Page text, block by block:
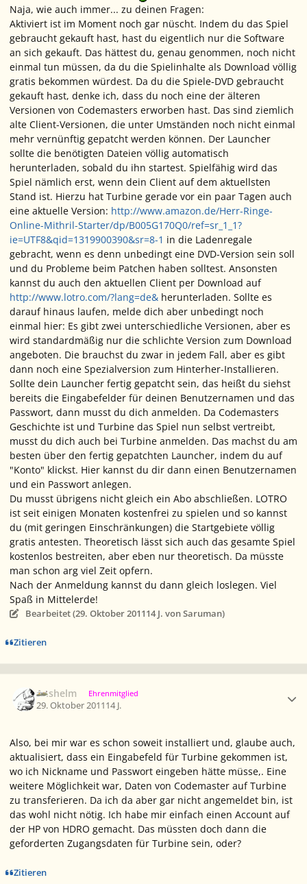
Naja, wie auch immer... zu deinen Fragen:
Aktiviert ist im Moment noch gar nüscht. Indem du das Spiel
gebraucht gekauft hast, hast du eigentlich nur die Software
an sich gekauft. Das hättest du, genau genommen, noch nicht
einmal tun müssen, da du die Spielinhalte als Download völlig
gratis bekommen würdest. Da du die Spiele-DVD gebraucht
gekauft hast, denke ich, dass du noch eine der älteren
Versionen von Codemasters erworben hast. Das sind ziemlich
alte Client-Versionen, die unter Umständen noch nicht einmal
mehr vernünftig gepatcht werden können. Der Launcher
sollte die benötigten Dateien völlig automatisch
herunterladen, sobald du ihn startest. Spielfähig wird das
Spiel nämlich erst, wenn dein Client auf dem aktuellsten
Stand ist. Hierzu hat Turbine gerade vor ein paar Tagen auch
eine aktuelle Version: http://www.amazon.de/Herr-Ringe-
Online-Mithril-Starter/dp/B005G170Q0/ref=sr_1_1?
ie=UTF8&qid=1319900390&sr=8-1 in die Ladenregale
gebracht, wenn es denn unbedingt eine DVD-Version sein soll
und du Probleme beim Patchen haben solltest. Ansonsten
kannst du auch den aktuellen Client per Download auf
http://www.lotro.com/?lang=de& herunterladen. Sollte es
darauf hinaus laufen, melde dich aber unbedingt noch
einmal hier: Es gibt zwei unterschiedliche Versionen, aber es
wird standardmäßig nur die schlichte Version zum Download
angeboten. Die brauchst du zwar in jedem Fall, aber es gibt
dann noch eine Spezialversion zum Hinterher-Installieren.
Sollte dein Launcher fertig gepatcht sein, das heißt du siehst
bereits die Eingabefelder für deinen Benutzernamen und das
Passwort, dann musst du dich anmelden. Da Codemasters
Geschichte ist und Turbine das Spiel nun selbst vertreibt,
musst du dich auch bei Turbine anmelden. Das machst du am
besten über den fertig gepatchten Launcher, indem du auf
"Konto" klickst. Hier kannst du dir dann einen Benutzernamen
und ein Passwort anlegen.
Du musst übrigens nicht gleich ein Abo abschließen. LOTRO
ist seit einigen Monaten kostenfrei zu spielen und so kannst
du (mit geringen Einschränkungen) die Startgebiete völlig
gratis antesten. Theoretisch lässt sich auch das gesamte Spiel
kostenlos bestreiten, aber eben nur theoretisch. Da müsste
man schon arg viel Zeit opfern.
Nach der Anmeldung kannst du dann gleich loslegen. Viel
Spaß in Mittelerde!
Bearbeitet (29. Oktober 201114 J. von Saruman)
Zitieren
Anshelm Ehrenmitglied
29. Oktober 201114 J.
Also, bei mir war es schon soweit installiert und, glaube auch,
aktualisiert, dass ein Eingabefeld für Turbine gekommen ist,
wo ich Nickname und Passwort eingeben hätte müsse,. Eine
weitere Möglichkeit war, Daten von Codemaster auf Turbine
zu transferieren. Da ich da aber gar nicht angemeldet bin, ist
das wohl nicht nötig. Ich habe mir einfach einen Account auf
der HP von HDRO gemacht. Das müssten doch dann die
geforderten Zugangsdaten für Turbine sein, oder?
Zitieren